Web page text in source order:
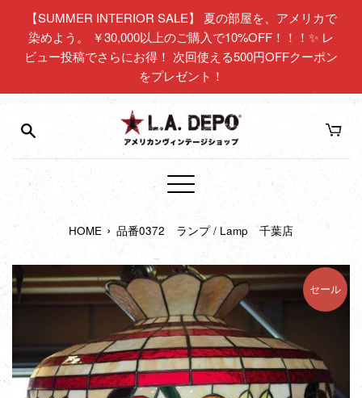
【SUMMER INTERIOR SALE】 夏の部屋を、アメリカで
染めよう。 ￥30,000以上のご購入で10%OFF！！！✨ レ
ビュー投稿でさらにお得！ 次回使える500円OFFクーポン
をプレゼント！
メ
ュ
HOME › 品番0372 ランプ / Lamp 千葉店
セール